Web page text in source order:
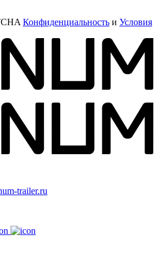
Конфиденциальность и Условия
trailer.ru